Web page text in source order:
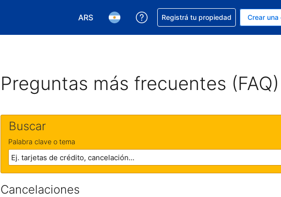
ARS
Elegir la moneda. Tu moneda actual es Peso argentino
Elegir el idioma. El idioma que estás usando
Conseguí ayuda con tu reserva
Registrá tu propiedad Crear una
Preguntas más frecuentes (FAQ)
Buscar
Palabra clave o tema
Cancelaciones